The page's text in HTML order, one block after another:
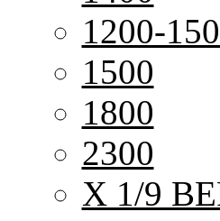
1200-
1500
1800
2300
X 1/9